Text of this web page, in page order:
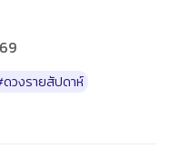
วงรายสัปดาห์